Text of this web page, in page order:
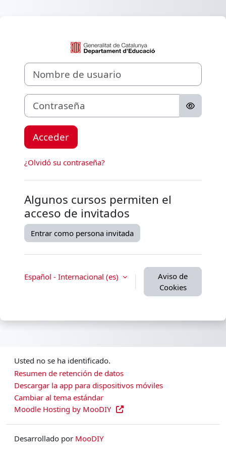
Entrar a Aula
Nombre de usuario
Contraseña
Acceder
¿Olvidó su contraseña?
Algunos cursos permiten el
acceso de invitados
Entrar como persona invitada
Español - Internacional ‎(es)‎
Aviso de
Cookies
Usted no se ha identificado.
Resumen de retención de datos
Descargar la app para dispositivos móviles
Cambiar al tema estándar
Moodle Hosting by MooDIY
Desarrollado por MooDIY